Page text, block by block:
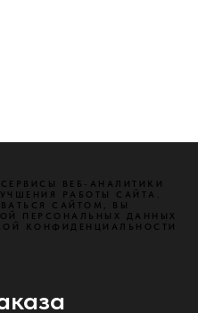
ВЕБ-АНАЛИТИКИ
РАБОТЫ САЙТА.
САЙТОМ, ВЫ
ПЕРСОНАЛЬНЫХ ДАННЫХ
КОНФИДЕНЦИАЛЬНОСТИ